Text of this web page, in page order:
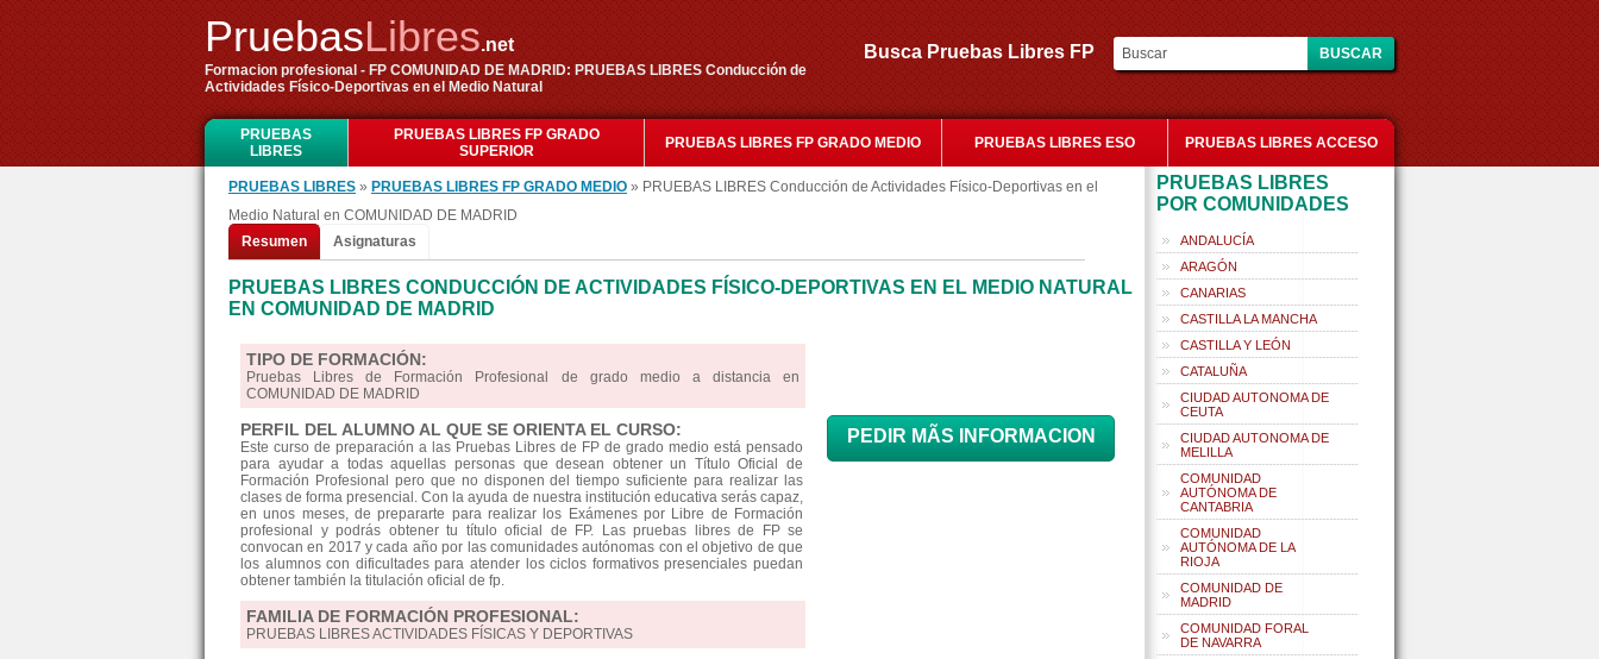
PruebasLibres.net
Formacion profesional - FP COMUNIDAD DE MADRID: PRUEBAS LIBRES Conducción de
Actividades Físico-Deportivas en el Medio Natural
Busca Pruebas Libres FP
PRUEBAS
LIBRES
PRUEBAS LIBRES FP GRADO
SUPERIOR
PRUEBAS LIBRES FP GRADO MEDIO PRUEBAS LIBRES ESO PRUEBAS LIBRES ACCESO
PRUEBAS LIBRES » PRUEBAS LIBRES FP GRADO MEDIO » PRUEBAS LIBRES Conducción de Actividades Físico-Deportivas en el
Medio Natural en COMUNIDAD DE MADRID
Resumen
Asignaturas
PRUEBAS LIBRES CONDUCCIÓN DE ACTIVIDADES FÍSICO-DEPORTIVAS EN EL MEDIO NATURAL
EN COMUNIDAD DE MADRID
PEDIR MÃS INFORMACION
TIPO DE FORMACIÓN:
Pruebas Libres de Formación Profesional de grado medio a distancia en
COMUNIDAD DE MADRID
PERFIL DEL ALUMNO AL QUE SE ORIENTA EL CURSO:
Este curso de preparación a las Pruebas Libres de FP de grado medio está pensado
para ayudar a todas aquellas personas que desean obtener un Título Oficial de
Formación Profesional pero que no disponen del tiempo suficiente para realizar las
clases de forma presencial. Con la ayuda de nuestra institución educativa serás capaz,
en unos meses, de prepararte para realizar los Exámenes por Libre de Formación
profesional y podrás obtener tu título oficial de FP. Las pruebas libres de FP se
convocan en 2017 y cada año por las comunidades autónomas con el objetivo de que
los alumnos con dificultades para atender los ciclos formativos presenciales puedan
obtener también la titulación oficial de fp.
FAMILIA DE FORMACIÓN PROFESIONAL:
PRUEBAS LIBRES ACTIVIDADES FÍSICAS Y DEPORTIVAS
PRUEBAS LIBRES
POR COMUNIDADES
ANDALUCÍA
ARAGÓN
CANARIAS
CASTILLA LA MANCHA
CASTILLA Y LEÓN
CATALUÑA
CIUDAD AUTONOMA DE
CEUTA
CIUDAD AUTONOMA DE
MELILLA
COMUNIDAD
AUTÓNOMA DE
CANTABRIA
COMUNIDAD
AUTÓNOMA DE LA
RIOJA
COMUNIDAD DE
MADRID
COMUNIDAD FORAL
DE NAVARRA